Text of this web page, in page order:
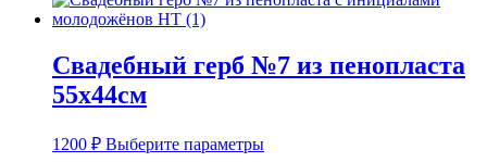
Свадебный герб №7 из пенопласта
55х44см
1200 ₽ Выберите параметрыЭтот